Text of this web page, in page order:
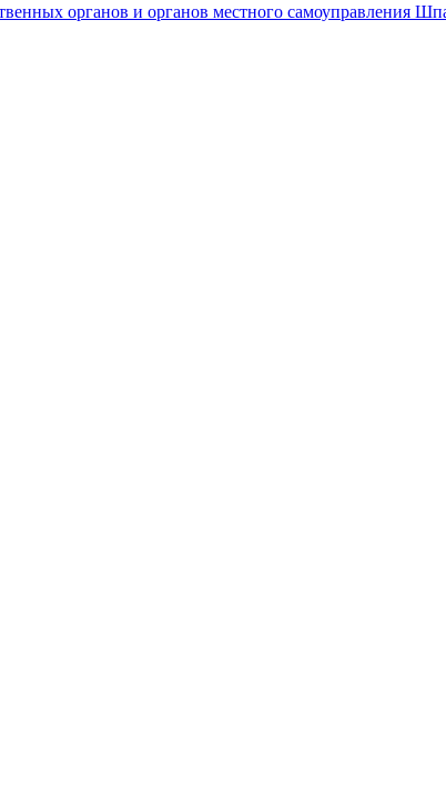
органов и органов местного самоуправления